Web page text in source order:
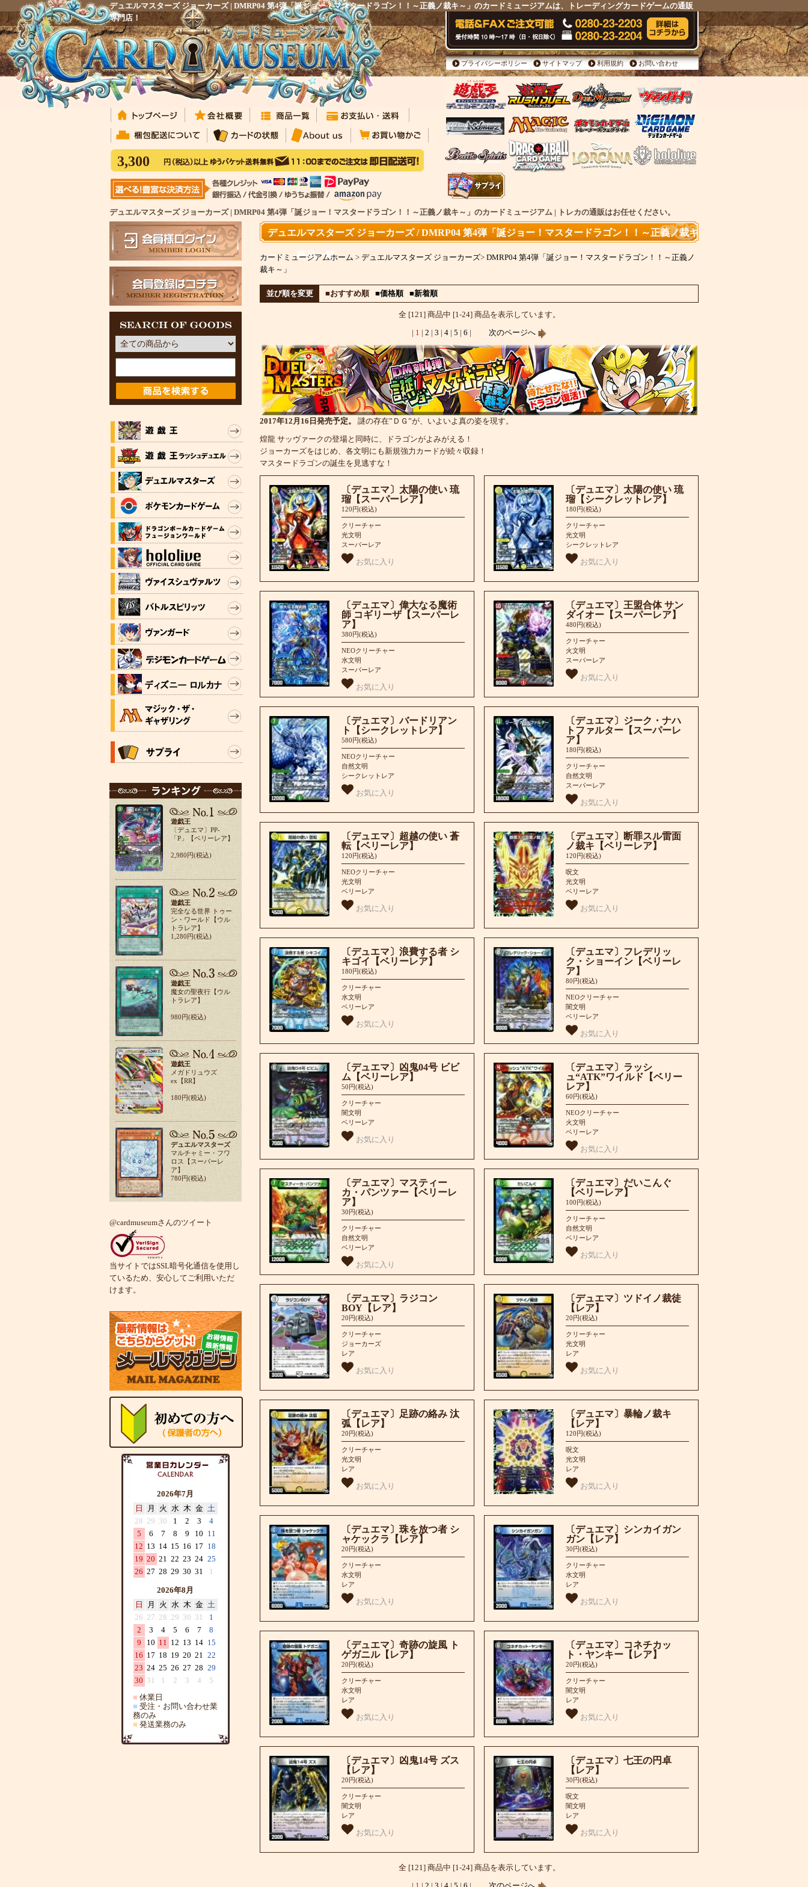
デュエルマスターズ ジョーカーズ | DMRP04 第4弾「誕ジョー！マスタードラゴン！！～正義ノ裁キ～」のカードミュージアムは、トレーディングカードゲームの通販
専門店！
3,300
プライバシーポリシー サイトマップ 利用規約 お問い合わせ
デュエルマスターズ ジョーカーズ | DMRP04 第4弾「誕ジョー！マスタードラゴン！！～正義ノ裁キ～」のカードミュージアム | トレカの通販はお任せください。
遊戯王
〔デュエマ〕PP-
「P」【ベリーレア】
2,980円(税込)
遊戯王
完全なる世界 トゥー
ン・ワールド【ウル
トラレア】
1,280円(税込)
遊戯王
魔女の聖夜行【ウル
トラレア】
980円(税込)
遊戯王
メガドリュウズ
ex【RR】
180円(税込)
デュエルマスターズ
マルチャミー・フワ
ロス【スーパーレ
ア】
780円(税込)
@cardmuseumさんのツイート
当サイトではSSL暗号化通信を使用し
ているため、安心してご利用いただ
けます。
2026年7月
日
月 火 水 木 金 土
28 29 30 1 2 3
4
5
6 7 8 9 10 11
12 13 14 15 16 17 18
19 20 21 22 23 24 25
26 27 28 29 30 31 1
2026年8月
日
月 火 水 木 金 土
26 27 28 29 30 31
1
2
3 4 5 6 7
8
9
10 11 12 13 14 15
16 17 18 19 20 21 22
23 24 25 26 27 28 29
30 31 1 2 3 4
5
■ 休業日
■ 受注・お問い合わせ業
務のみ
■ 発送業務のみ
デュエルマスターズ ジョーカーズ / DMRP04 第4弾「誕ジョー！マスタードラゴン！！～正義ノ裁キ
～」 商品一覧
カードミュージアムホーム > デュエルマスターズ ジョーカーズ> DMRP04 第4弾「誕ジョー！マスタードラゴン！！～正義ノ
裁キ～」
並び順を変更 ■おすすめ順 ■価格順 ■新着順
全 [121] 商品中 [1-24] 商品を表示しています。
| 1 | 2 | 3 | 4 | 5 | 6 | 次のページへ
2017年12月16日発売予定。
謎の存在”ＤＧ”が、いよいよ真の姿を現す。
煌龍 サッヴァークの登場と同時に、ドラゴンがよみがえる！
ジョーカーズをはじめ、各文明にも新規強力カードが続々収録！
マスタードラゴンの誕生を見逃すな！
〔デュエマ〕太陽の使い 琉
瑠【スーパーレア】
120円(税込)
クリーチャー
光文明
スーパーレア
お気に入り
〔デュエマ〕太陽の使い 琉
瑠【シークレットレア】
180円(税込)
クリーチャー
光文明
シークレットレア
お気に入り
〔デュエマ〕偉大なる魔術
師 コギリーザ【スーパーレ
ア】
380円(税込)
NEOクリーチャー
水文明
スーパーレア
お気に入り
〔デュエマ〕王盟合体 サン
ダイオー【スーパーレア】
480円(税込)
クリーチャー
火文明
スーパーレア
お気に入り
〔デュエマ〕バードリアン
ト【シークレットレア】
580円(税込)
NEOクリーチャー
自然文明
シークレットレア
お気に入り
〔デュエマ〕ジーク・ナハ
トファルター【スーパーレ
ア】
180円(税込)
クリーチャー
自然文明
スーパーレア
お気に入り
〔デュエマ〕超越の使い 蒼
転【ベリーレア】
120円(税込)
NEOクリーチャー
光文明
ベリーレア
お気に入り
〔デュエマ〕断罪スル雷面
ノ裁キ【ベリーレア】
120円(税込)
呪文
光文明
ベリーレア
お気に入り
〔デュエマ〕浪費する者 シ
キゴイ【ベリーレア】
180円(税込)
クリーチャー
水文明
ベリーレア
お気に入り
〔デュエマ〕フレデリッ
ク・ショーイン【ベリーレ
ア】
80円(税込)
NEOクリーチャー
闇文明
ベリーレア
お気に入り
〔デュエマ〕凶鬼04号 ビビ
ム【ベリーレア】
50円(税込)
クリーチャー
闇文明
ベリーレア
お気に入り
〔デュエマ〕ラッシ
ュ“ATK”ワイルド【ベリー
レア】
60円(税込)
NEOクリーチャー
火文明
ベリーレア
お気に入り
〔デュエマ〕マスティー
カ・パンツァー【ベリーレ
ア】
30円(税込)
クリーチャー
自然文明
ベリーレア
お気に入り
〔デュエマ〕だいこんぐ
【ベリーレア】
100円(税込)
クリーチャー
自然文明
ベリーレア
お気に入り
〔デュエマ〕ラジコン
BOY【レア】
20円(税込)
クリーチャー
ジョーカーズ
レア
お気に入り
〔デュエマ〕ツドイノ裁徒
【レア】
20円(税込)
クリーチャー
光文明
レア
お気に入り
〔デュエマ〕足跡の絡み 汰
弧【レア】
20円(税込)
クリーチャー
光文明
レア
お気に入り
〔デュエマ〕暴輪ノ裁キ
【レア】
120円(税込)
呪文
光文明
レア
お気に入り
〔デュエマ〕珠を放つ者 シ
ャケックラ【レア】
20円(税込)
クリーチャー
水文明
レア
お気に入り
〔デュエマ〕シンカイガン
ガン【レア】
30円(税込)
クリーチャー
水文明
レア
お気に入り
〔デュエマ〕奇跡の旋風 ト
ゲガニル【レア】
20円(税込)
クリーチャー
水文明
レア
お気に入り
〔デュエマ〕コネチカッ
ト・ヤンキー【レア】
20円(税込)
クリーチャー
闇文明
レア
お気に入り
〔デュエマ〕凶鬼14号 ズス
【レア】
20円(税込)
クリーチャー
闇文明
レア
お気に入り
〔デュエマ〕七王の円卓
【レア】
30円(税込)
呪文
闇文明
レア
お気に入り
全 [121] 商品中 [1-24] 商品を表示しています。